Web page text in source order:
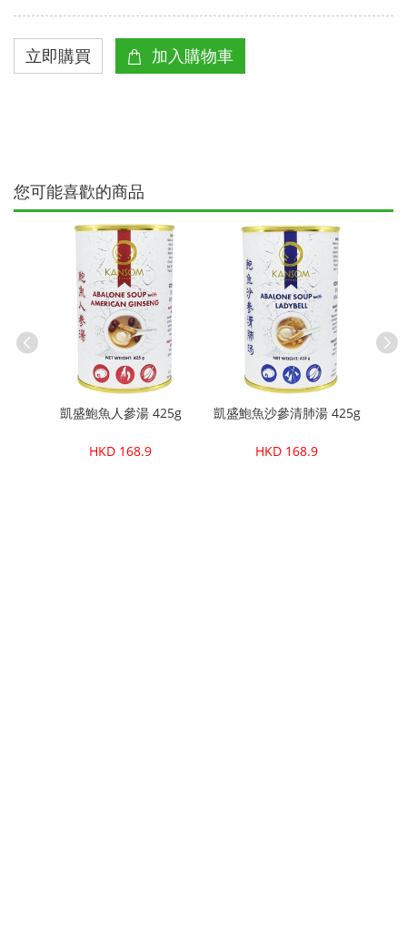
您可能喜歡的商品
凱盛鮑魚人參湯 425g
HKD 168.9
凱盛鮑魚沙參清肺湯 425g
HKD 168.9